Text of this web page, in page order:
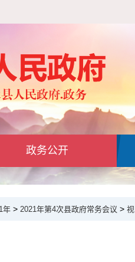
政务公开
年 > 2021年第4次县政府常务会议 > 视